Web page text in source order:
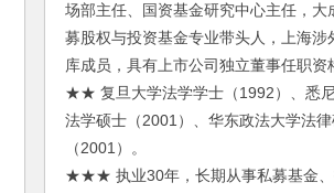
场部主任、国资基金研究中心主任，大
募股权与投资基金专业带头人，上海涉
库成员，具有上市公司独立董事任职资
★★ 复旦大学法学学士（1992）、悉
法学硕士（2001）、华东政法大学法
（2001）。
★★★ 执业30年，长期从事私募基金、